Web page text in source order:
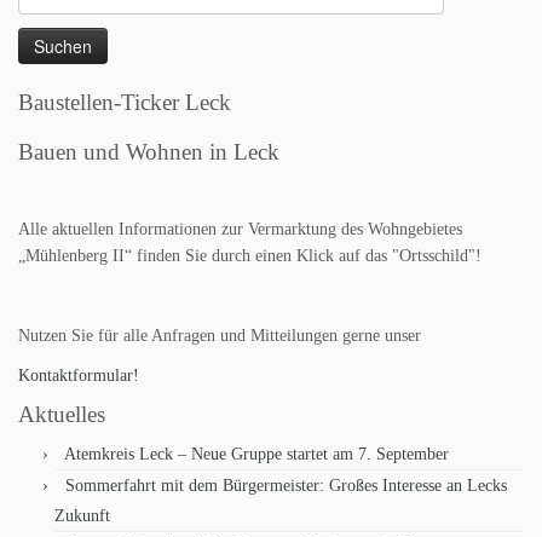
nach:
Baustellen-Ticker Leck
Bauen und Wohnen in Leck
Alle aktuellen Informationen zur Vermarktung des Wohngebietes
„Mühlenberg II“ finden Sie durch einen Klick auf das "Ortsschild"!
Nutzen Sie für alle Anfragen und Mitteilungen gerne unser
Kontaktformular!
Aktuelles
Atemkreis Leck – Neue Gruppe startet am 7. September
Sommerfahrt mit dem Bürgermeister: Großes Interesse an Lecks
Zukunft